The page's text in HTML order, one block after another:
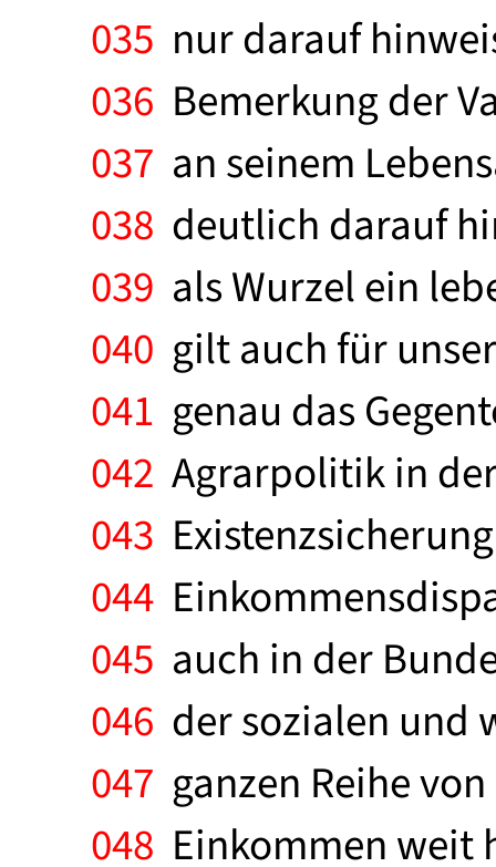
035 nur darauf
036 Bemerkung der
037 an seinem
038 deutlich darauf
039 als Wurzel ein
040 gilt auch für
041 genau das
042 Agrarpolitik in
043
044
045 auch in der
046 der sozialen und
047 ganzen Reihe
048 Einkommen weit